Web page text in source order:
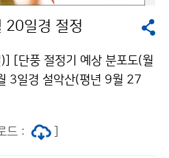
다 일찍 대륙고기압이 강하게
되어 서해안과 경기북부, 강원
은 비를 내렸다. 또한 태풍과
근을 중심으로 남부지방과 제
20일경 절정
[단풍 절정기 예상 분포도(월
3일경 설악산(평년 9월 27
국적으로 첫단풍 시기는 평년
드 :